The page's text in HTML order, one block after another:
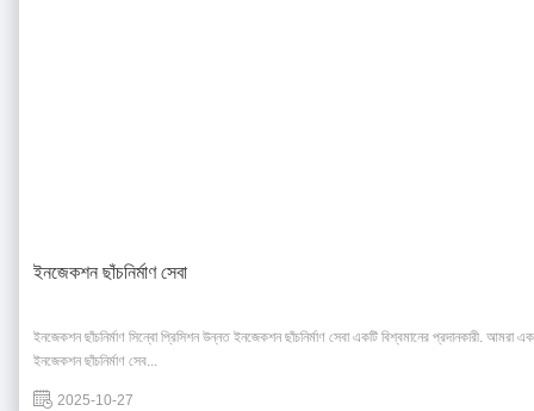
ইনজেকশন ছাঁচনির্মাণ সেবা
ইনজেকশন ছাঁচনির্মাণ সিন্বো প্রিসিশন উন্নত ইনজেকশন ছাঁচনির্মাণ সেবা একটি বিশ্বমানের প্রদানকারী. আমরা
ইনজেকশন ছাঁচনির্মাণ সেব...
2025-10-27